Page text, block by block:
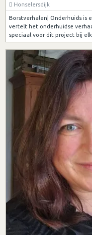
Honselersdijk
Borstverhalen| Onderhuids is
vertelt het onderhuidse
speciaal voor dit project bij